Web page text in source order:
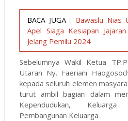
BACA JUGA : Bawaslu Nias
Apel Siaga Kesiapan
Jelang Pemilu 2024
Sebelumnya Wakil Ketua
Utaran Ny. Faeriani
kepada seluruh elemen
turut ambil bagian dalam
Kependudukan,
Pembangunan Keluarga.